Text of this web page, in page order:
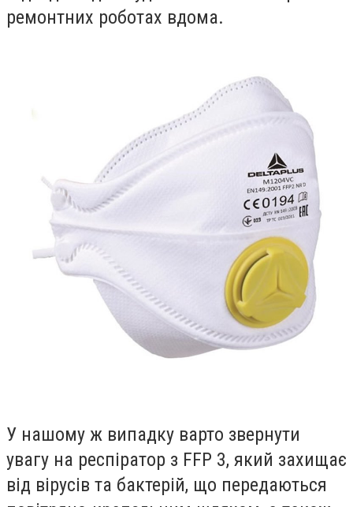
ремонтних роботах вдома.
У нашому ж випадку варто звернути
увагу на респіратор з FFP 3, який захищає
від вірусів та бактерій, що передаються